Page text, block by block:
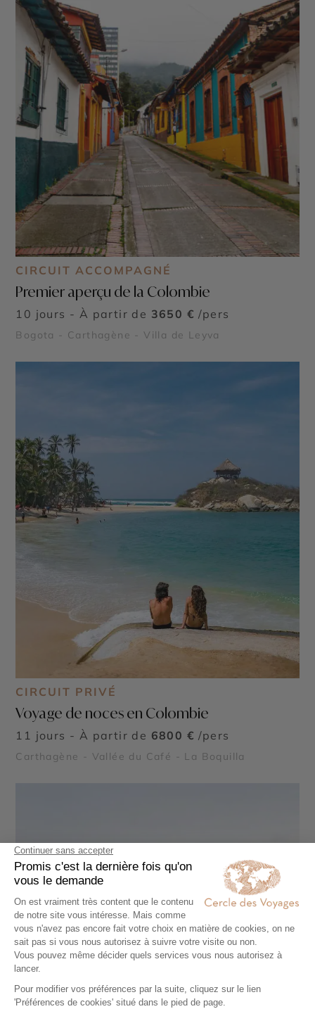
CIRCUIT ACCOMPAGNÉ
Premier aperçu de la Colombie
10 jours - À partir de 3650 € /pers
Bogota - Carthagène - Villa de Leyva
CIRCUIT PRIVÉ
Voyage de noces en Colombie
11 jours - À partir de 6800 € /pers
Carthagène - Vallée du Café - La Boquilla